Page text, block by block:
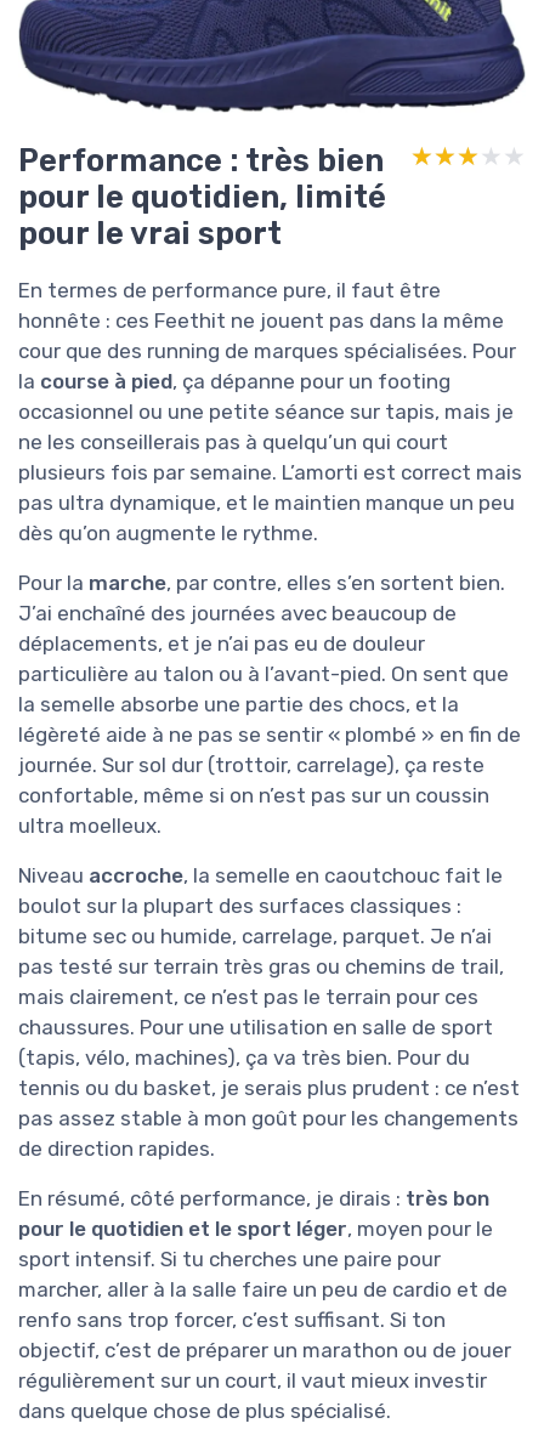
Performance : très bien
pour le quotidien, limité
pour le vrai sport
★★★★★
★★★★★
En termes de performance pure, il faut être
honnête : ces Feethit ne jouent pas dans la même
cour que des running de marques spécialisées. Pour
la course à pied, ça dépanne pour un footing
occasionnel ou une petite séance sur tapis, mais je
ne les conseillerais pas à quelqu’un qui court
plusieurs fois par semaine. L’amorti est correct mais
pas ultra dynamique, et le maintien manque un peu
dès qu’on augmente le rythme.
Pour la marche, par contre, elles s’en sortent bien.
J’ai enchaîné des journées avec beaucoup de
déplacements, et je n’ai pas eu de douleur
particulière au talon ou à l’avant-pied. On sent que
la semelle absorbe une partie des chocs, et la
légèreté aide à ne pas se sentir « plombé » en fin de
journée. Sur sol dur (trottoir, carrelage), ça reste
confortable, même si on n’est pas sur un coussin
ultra moelleux.
Niveau accroche, la semelle en caoutchouc fait le
boulot sur la plupart des surfaces classiques :
bitume sec ou humide, carrelage, parquet. Je n’ai
pas testé sur terrain très gras ou chemins de trail,
mais clairement, ce n’est pas le terrain pour ces
chaussures. Pour une utilisation en salle de sport
(tapis, vélo, machines), ça va très bien. Pour du
tennis ou du basket, je serais plus prudent : ce n’est
pas assez stable à mon goût pour les changements
de direction rapides.
En résumé, côté performance, je dirais : très bon
pour le quotidien et le sport léger, moyen pour le
sport intensif. Si tu cherches une paire pour
marcher, aller à la salle faire un peu de cardio et de
renfo sans trop forcer, c’est suffisant. Si ton
objectif, c’est de préparer un marathon ou de jouer
régulièrement sur un court, il vaut mieux investir
dans quelque chose de plus spécialisé.